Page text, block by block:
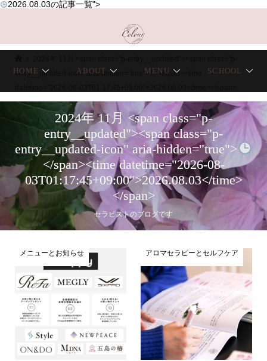
2026.08.03の記事一覧">
HOME ABOUT MENU SCHOOL
entry__updated-icon" aria-hidden="true">
</span><time
2024年 11月 <span class="p-
entry__updated"><span class="p-
entry__updated-icon" aria-hidden="true">
</span><time datetime="2026-08-
03T01:17:45+09:00">2026.08.03</time>
</span>
セラピストのブログです
メニューとお知らせ アロマセラピーとセルフケア